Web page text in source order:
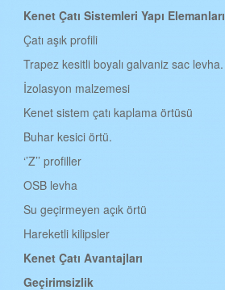
ARDAHAN KENET ÇATI
IĞDIR KENET ÇATI
YALOVA KENET ÇATI
KARABÜK KENET ÇATI
DÜZCE KENET ÇATI
Kenet Çatı Sistemleri Yapı Elemanları
Çatı aşık profili
Trapez kesitli boyalı galvaniz sac levha.
İzolasyon malzemesi
Kenet sistem çatı kaplama örtüsü
Buhar kesici örtü.
‘’Z’’ profiller
OSB levha
Su geçirmeyen açık örtü
Hareketli kilipsler
KenetÇatıAvantajları
Geçirimsizlik